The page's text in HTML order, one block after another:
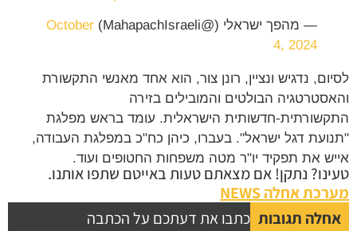
— מהפך ישראלי (@MahapachIsraeli)
October
4, 2024
לסיום, נדגיש ונציין, רונן צור, הוא אחד מאנשי התקשורת
והאסטרטגיה הבולטים והמובילים בזירה
התקשורתית-חדשותית הישראלית. עומד בראש מפלגת
"תנועת דגל ישראל". בעברו, כיהן כח"כ במפלגת העבודה,
אייש את תפקיד יו"ר מטה משפחות החטופים ועוד.
טעינו? נתקן! אם מצאתם טעות באייטם שתפו אותנו.
מערכת אחלה NEWS
אחלה תגובות כתבו את דעתכם על הכתבה